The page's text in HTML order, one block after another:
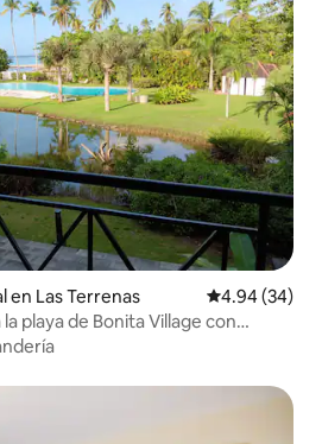
en Las Terrenas Calificación
4.94 (34)
playa de Bonita Village con